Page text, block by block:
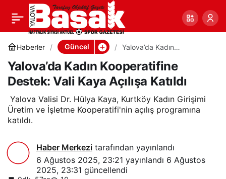
Haberler Güncel
Yalova’da Kadın
Kaya Açılışa Katıldı
Yalova’da Kadın Kooperatifine
Destek: Vali Kaya Açılışa Katıldı
Yalova Valisi Dr. Hülya Kaya, Kurtköy Kadın Girişimi
Üretim ve İşletme Kooperatifi'nin açılış programına
katıldı.
Haber Merkezi tarafından yayınlandı
6 Ağustos 2025, 23:21 yayınlandı 6 Ağustos
2025, 23:31 güncellendi
Yalova’da Kadın
Kooperatifine Destek:
Vali Kaya Açılışa Katıldı
0 Paylaş